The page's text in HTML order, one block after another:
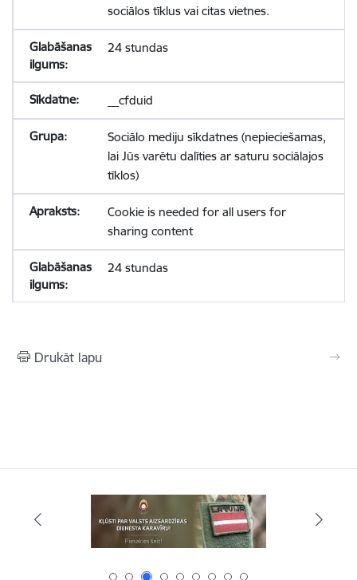
sociālos tīklus vai citas vietnes.
24 stundas
__cfduid
Sociālo mediju sīkdatnes (nepieciešamas,
lai Jūs varētu dalīties ar saturu sociālajos
tīklos)
Cookie is needed for all users for
sharing content
24 stundas
Drukāt lapu